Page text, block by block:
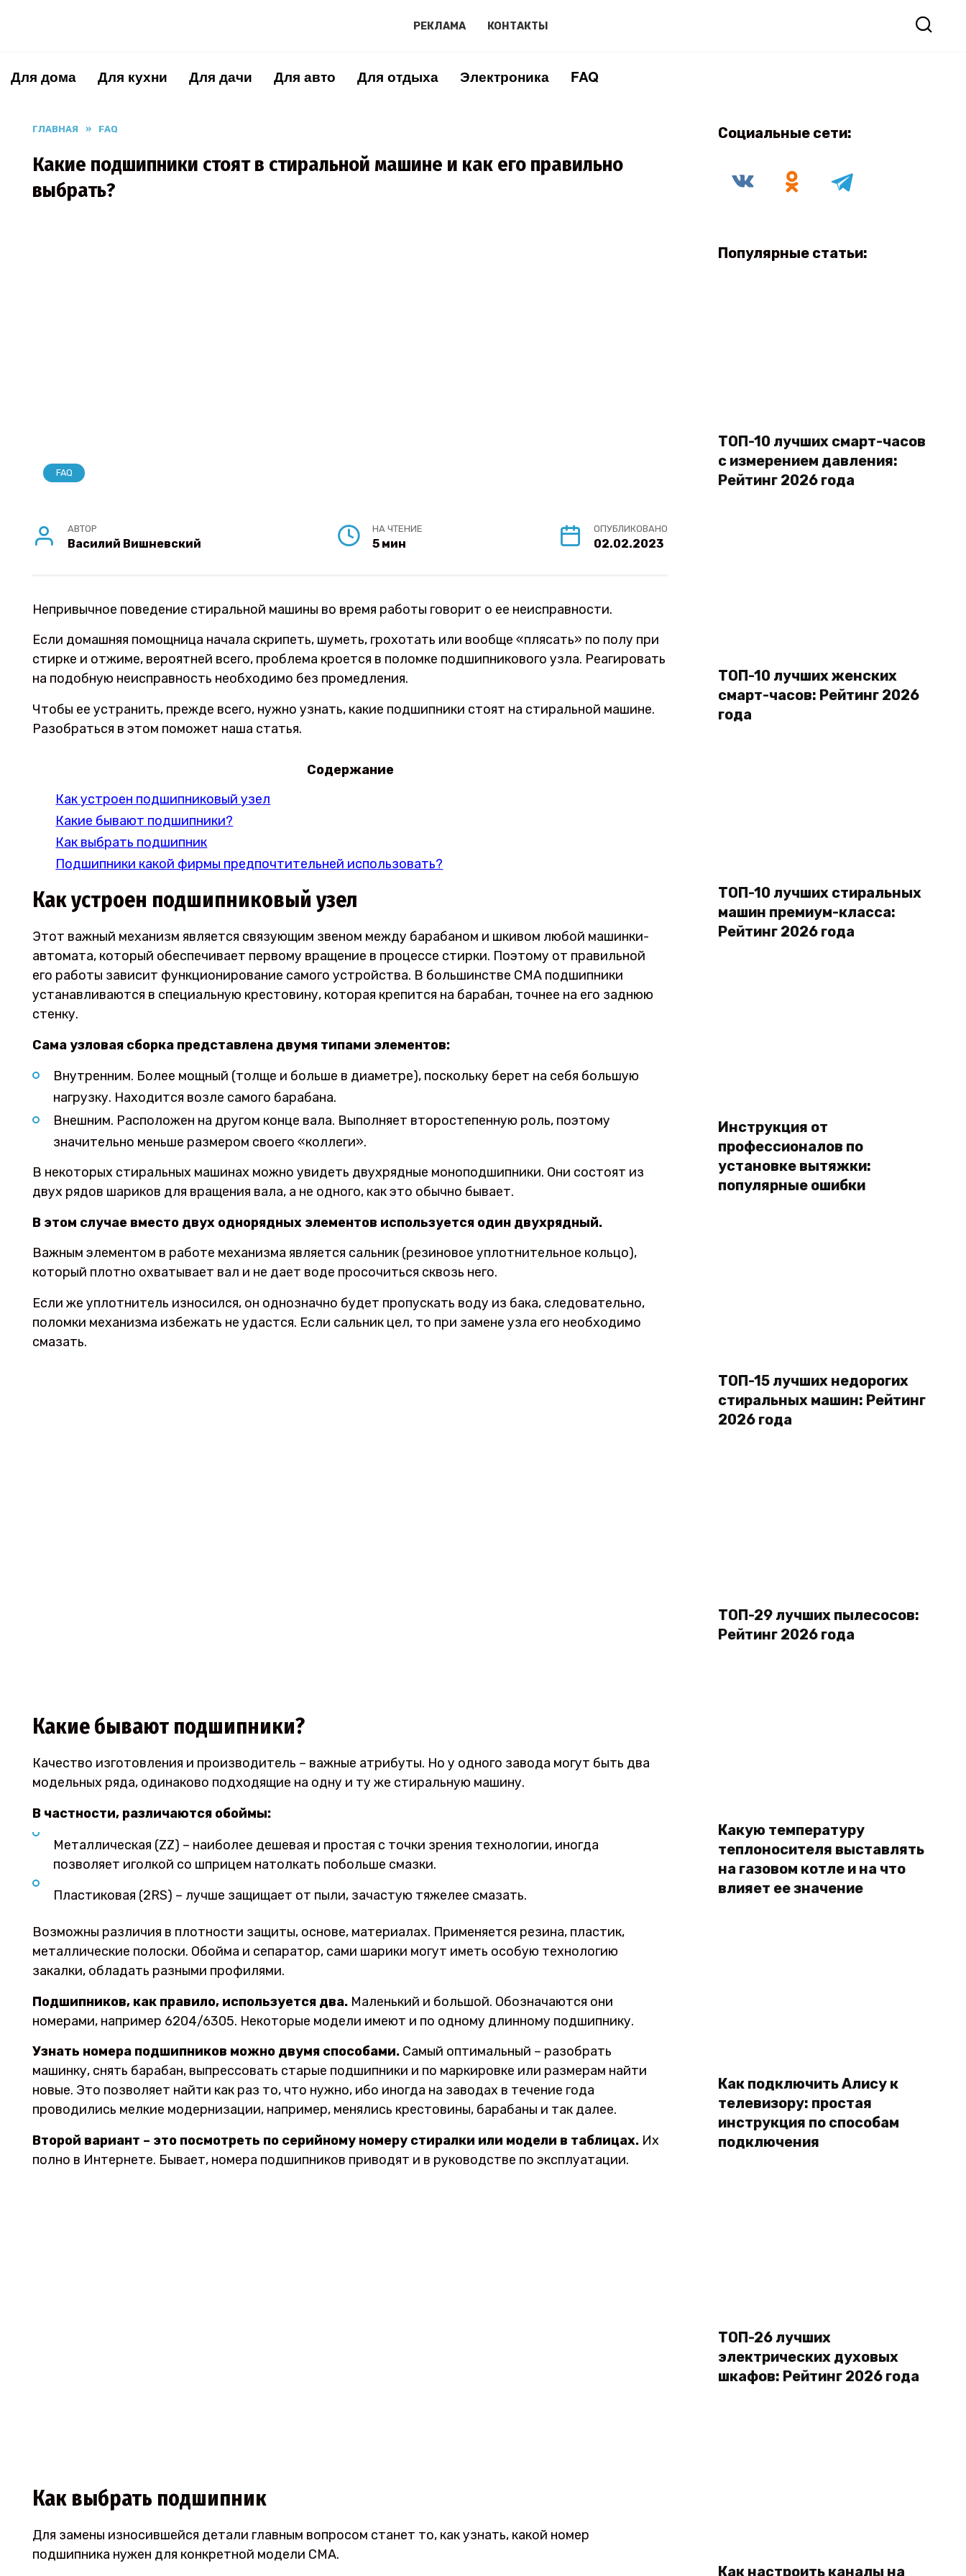
РЕКЛАМА КОНТАКТЫ
Для дома Для кухни Для дачи Для авто Для отдыха Электроника FAQ
ГЛАВНАЯ » FAQ
Какие подшипники стоят в стиральной машине и как его правильно
выбрать?
FAQ
АВТОР
Василий Вишневский
НА ЧТЕНИЕ
5 мин
ОПУБЛИКОВАНО
02.02.2023
Непривычное поведение стиральной машины во время работы говорит о ее неисправности.
Если домашняя помощница начала скрипеть, шуметь, грохотать или вообще «плясать» по полу при
стирке и отжиме, вероятней всего, проблема кроется в поломке подшипникового узла. Реагировать
на подобную неисправность необходимо без промедления.
Чтобы ее устранить, прежде всего, нужно узнать, какие подшипники стоят на стиральной машине.
Разобраться в этом поможет наша статья.
Содержание
Как устроен подшипниковый узел
Какие бывают подшипники?
Как выбрать подшипник
Подшипники какой фирмы предпочтительней использовать?
Как устроен подшипниковый узел
Этот важный механизм является связующим звеном между барабаном и шкивом любой машинки-
автомата, который обеспечивает первому вращение в процессе стирки. Поэтому от правильной
его работы зависит функционирование самого устройства. В большинстве СМА подшипники
устанавливаются в специальную крестовину, которая крепится на барабан, точнее на его заднюю
стенку.
Сама узловая сборка представлена двумя типами элементов:
Внутренним. Более мощный (толще и больше в диаметре), поскольку берет на себя большую
нагрузку. Находится возле самого барабана.
Внешним. Расположен на другом конце вала. Выполняет второстепенную роль, поэтому
значительно меньше размером своего «коллеги».
В некоторых стиральных машинах можно увидеть двухрядные моноподшипники. Они состоят из
двух рядов шариков для вращения вала, а не одного, как это обычно бывает.
В этом случае вместо двух однорядных элементов используется один двухрядный.
Важным элементом в работе механизма является сальник (резиновое уплотнительное кольцо),
который плотно охватывает вал и не дает воде просочиться сквозь него.
Если же уплотнитель износился, он однозначно будет пропускать воду из бака, следовательно,
поломки механизма избежать не удастся. Если сальник цел, то при замене узла его необходимо
смазать.
Какие бывают подшипники?
Качество изготовления и производитель – важные атрибуты. Но у одного завода могут быть два
модельных ряда, одинаково подходящие на одну и ту же стиральную машину.
В частности, различаются обоймы:
Металлическая (ZZ) – наиболее дешевая и простая с точки зрения технологии, иногда
позволяет иголкой со шприцем натолкать побольше смазки.
Пластиковая (2RS) – лучше защищает от пыли, зачастую тяжелее смазать.
Возможны различия в плотности защиты, основе, материалах. Применяется резина, пластик,
металлические полоски. Обойма и сепаратор, сами шарики могут иметь особую технологию
закалки, обладать разными профилями.
Подшипников, как правило, используется два. Маленький и большой. Обозначаются они
номерами, например 6204/6305. Некоторые модели имеют и по одному длинному подшипнику.
Узнать номера подшипников можно двумя способами. Самый оптимальный – разобрать
машинку, снять барабан, выпрессовать старые подшипники и по маркировке или размерам найти
новые. Это позволяет найти как раз то, что нужно, ибо иногда на заводах в течение года
проводились мелкие модернизации, например, менялись крестовины, барабаны и так далее.
Второй вариант – это посмотреть по серийному номеру стиралки или модели в таблицах. Их
полно в Интернете. Бывает, номера подшипников приводят и в руководстве по эксплуатации.
Как выбрать подшипник
Для замены износившейся детали главным вопросом станет то, как узнать, какой номер
подшипника нужен для конкретной модели СМА.
Социальные сети:
Популярные статьи:
ТОП-10 лучших смарт-часов
с измерением давления:
Рейтинг 2026 года
ТОП-10 лучших женских
смарт-часов: Рейтинг 2026
года
ТОП-10 лучших стиральных
машин премиум-класса:
Рейтинг 2026 года
Инструкция от
профессионалов по
установке вытяжки:
популярные ошибки
ТОП-15 лучших недорогих
стиральных машин: Рейтинг
2026 года
ТОП-29 лучших пылесосов:
Рейтинг 2026 года
Какую температуру
теплоносителя выставлять
на газовом котле и на что
влияет ее значение
Как подключить Алису к
телевизору: простая
инструкция по способам
подключения
ТОП-26 лучших
электрических духовых
шкафов: Рейтинг 2026 года
Как настроить каналы на